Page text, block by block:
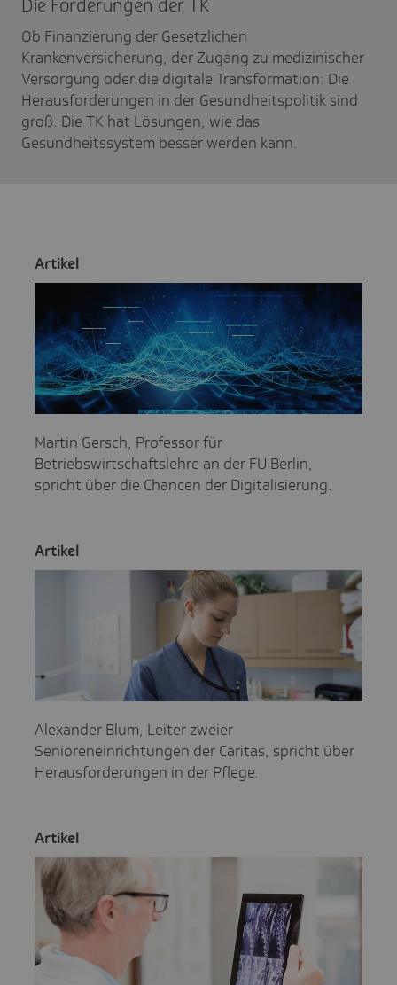
Die Forde­rungen der TK
Ob Finanzierung der Gesetzlichen
Krankenversicherung, der Zugang zu medizinischer
Versorgung oder die digitale Transformation: Die
Herausforderungen in der Gesundheitspolitik sind
groß. Die TK hat Lösungen, wie das
Gesundheitssystem besser werden kann.
Artikel
Martin Gersch, Professor für
Betriebswirtschaftslehre an der FU Berlin,
spricht über die Chancen der Digitalisierung.
Artikel
Alexander Blum, Leiter zweier
Senioreneinrichtungen der Caritas, spricht über
Herausforderungen in der Pflege.
Artikel